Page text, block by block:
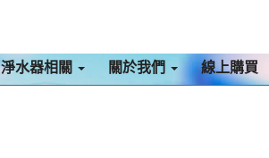
淨水器相關 關於我們 線上購買